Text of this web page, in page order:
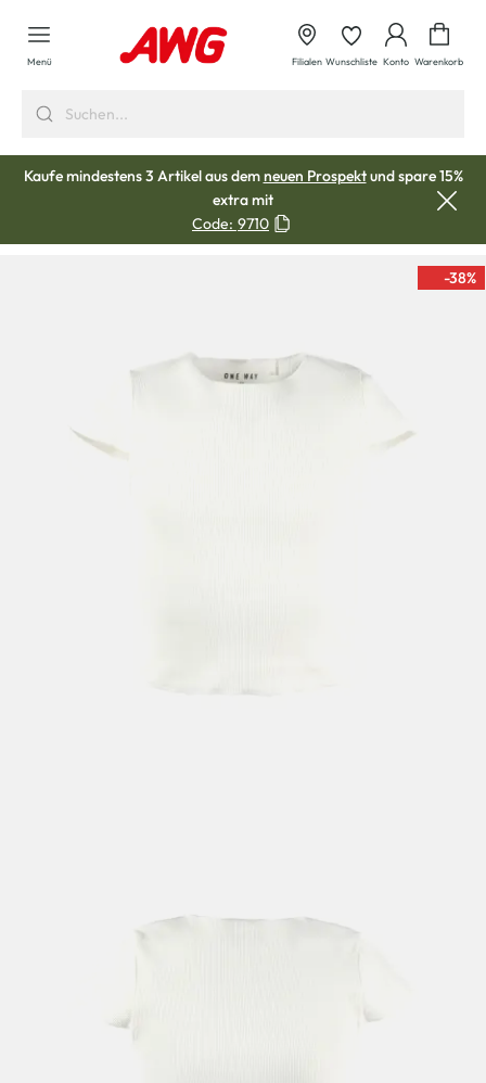
springen
Menü Filialen Wunschliste Konto Warenkorb
Kaufe mindestens 3 Artikel aus demneuen Prospektund spare 15%
extra mit
Code: 9710
-38%